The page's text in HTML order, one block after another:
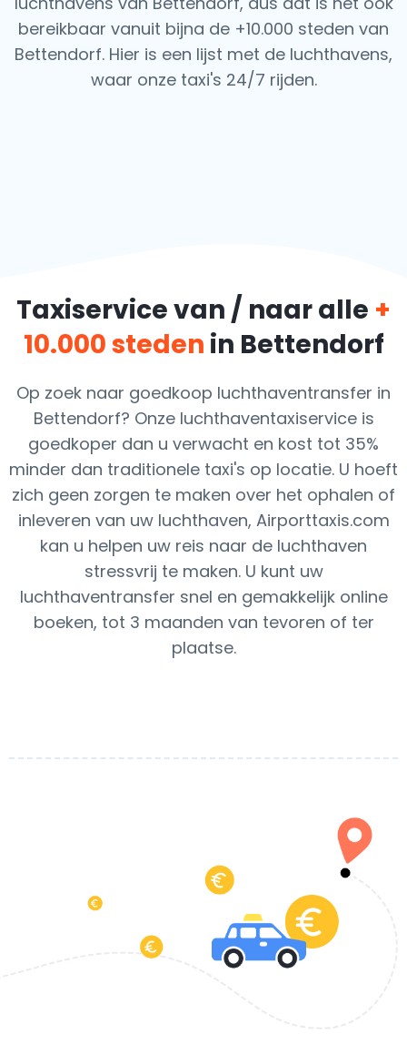
bereikbaar vanuit bijna de +10.000 steden van
Bettendorf. Hier is een lijst met de luchthavens,
waar onze taxi's 24/7 rijden.
Taxiservice van / naar alle +
10.000 steden in Bettendorf
Op zoek naar goedkoop luchthaventransfer in
Bettendorf? Onze luchthaventaxiservice is
goedkoper dan u verwacht en kost tot 35%
minder dan traditionele taxi's op locatie. U hoeft
zich geen zorgen te maken over het ophalen of
inleveren van uw luchthaven, Airporttaxis.com
kan u helpen uw reis naar de luchthaven
stressvrij te maken. U kunt uw
luchthaventransfer snel en gemakkelijk online
boeken, tot 3 maanden van tevoren of ter
plaatse.